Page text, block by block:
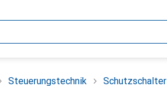
Steuerungstechnik Schutzschalter